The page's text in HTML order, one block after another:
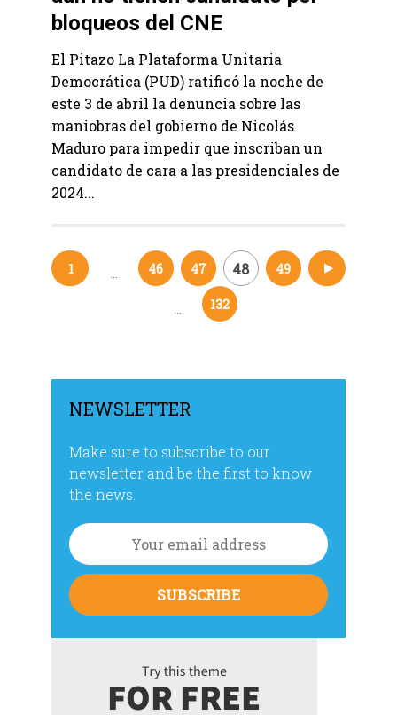
bloqueos del CNE
El Pitazo La Plataforma Unitaria
Democrática (PUD) ratificó la noche de
este 3 de abril la denuncia sobre las
maniobras del gobierno de Nicolás
Maduro para impedir que inscriban un
candidato de cara a las presidenciales de
2024...
NEWSLETTER
Make sure to subscribe to our
newsletter and be the first to know
the news.
Navegación
1 46 47 48 49 50
132